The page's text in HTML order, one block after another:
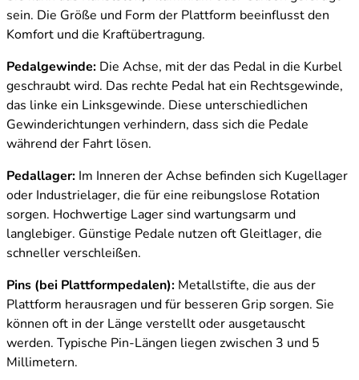
sein. Die Größe und Form der Plattform beeinflusst den
Komfort und die Kraftübertragung.
Pedalgewinde: Die Achse, mit der das Pedal in die Kurbel
geschraubt wird. Das rechte Pedal hat ein Rechtsgewinde,
das linke ein Linksgewinde. Diese unterschiedlichen
Gewinderichtungen verhindern, dass sich die Pedale
während der Fahrt lösen.
Pedallager: Im Inneren der Achse befinden sich Kugellager
oder Industrielager, die für eine reibungslose Rotation
sorgen. Hochwertige Lager sind wartungsarm und
langlebiger. Günstige Pedale nutzen oft Gleitlager, die
schneller verschleißen.
Pins (bei Plattformpedalen): Metallstifte, die aus der
Plattform herausragen und für besseren Grip sorgen. Sie
können oft in der Länge verstellt oder ausgetauscht
werden. Typische Pin-Längen liegen zwischen 3 und 5
Millimetern.